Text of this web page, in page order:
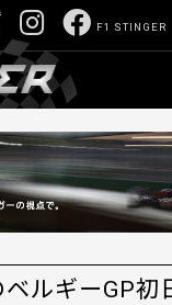
F1 STINGER
ルギーGP初